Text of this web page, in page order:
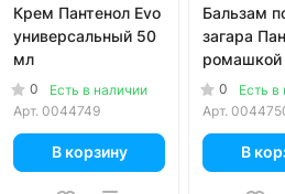
Крем Пантенол Evo
универсальный 50
мл
0
Есть в наличии
Арт. 0044749
В корзину
Бальзам
загара
ромашкой
чередой
0
Есть в
Арт.
В